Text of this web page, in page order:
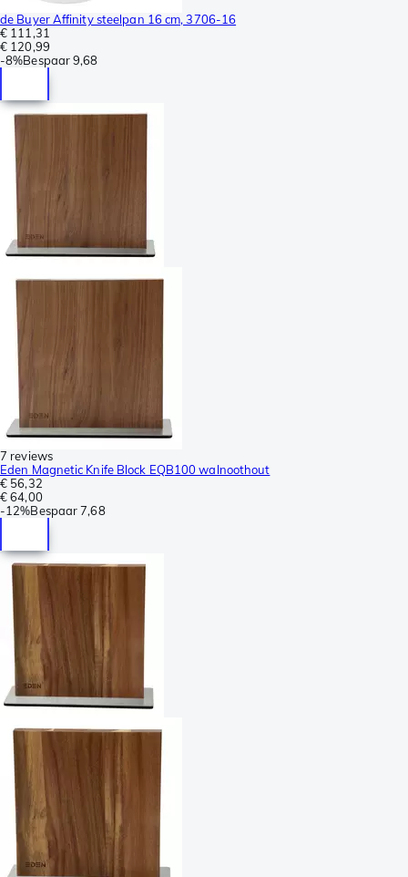
de Buyer Affinity steelpan 16 cm, 3706-16
€ 111,31
€ 120,99
-8%Bespaar9,68
7 reviews
Eden Magnetic Knife Block EQB100 walnoothout
€ 56,32
€ 64,00
-12%Bespaar 7,68